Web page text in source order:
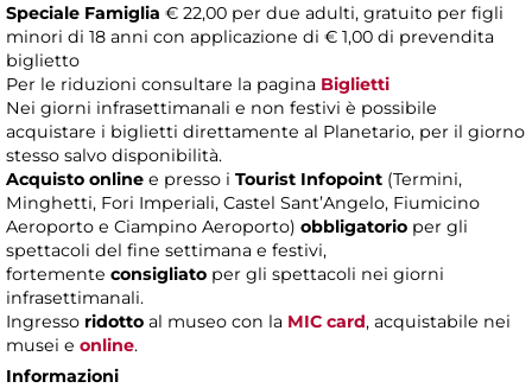
Speciale Famiglia € 22,00 per due adulti, gratuito per figli
minori di 18 anni con applicazione di € 1,00 di prevendita
biglietto
Per le riduzioni consultare la pagina Biglietti
Nei giorni infrasettimanali e non festivi è possibile
acquistare i biglietti direttamente al Planetario, per il giorno
stesso salvo disponibilità.
Acquisto online e presso i Tourist Infopoint (Termini,
Minghetti, Fori Imperiali, Castel Sant’Angelo, Fiumicino
Aeroporto e Ciampino Aeroporto) obbligatorio per gli
spettacoli del fine settimana e festivi,
fortemente consigliato per gli spettacoli nei giorni
infrasettimanali.
Ingresso ridotto al museo con la MIC card, acquistabile nei
musei e online.
Informazioni